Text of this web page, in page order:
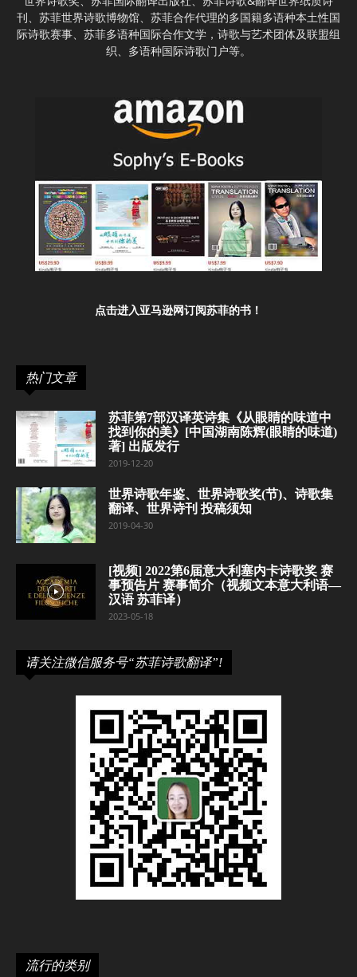
刊、苏菲世界诗歌博物馆、苏菲合作代理的多国籍多语种本土性国
际诗歌赛事、苏菲多语种国际合作文学，诗歌与艺术团体及联盟组
织、多语种国际诗歌门户等。
点击进入亚马逊网订阅苏菲的书！
热门文章
苏菲第7部汉译英诗集《从眼睛的味道中
找到你的美》[中国湖南陈辉(眼睛的味道)
著] 出版发行
2019-12-20
世界诗歌年鉴、世界诗歌奖(节)、诗歌集
翻译、世界诗刊 投稿须知
2019-04-30
[视频] 2022第6届意大利塞内卡诗歌奖 赛
事预告片 赛事简介（视频文本意大利语—
汉语 苏菲译）
2023-05-18
请关注微信服务号“苏菲诗歌翻译”!
流行的类别